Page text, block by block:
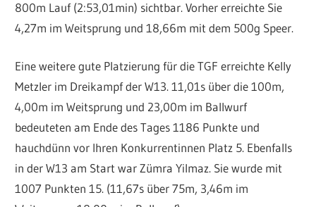
800m Lauf (2:53,01min) sichtbar. Vorher erreichte Sie
4,27m im Weitsprung und 18,66m mit dem 500g Speer.
Eine weitere gute Platzierung für die TGF erreichte Kelly
Metzler im Dreikampf der W13. 11,01s über die 100m,
4,00m im Weitsprung und 23,00m im Ballwurf
bedeuteten am Ende des Tages 1186 Punkte und
hauchdünn vor Ihren Konkurrentinnen Platz 5. Ebenfalls
in der W13 am Start war Zümra Yilmaz. Sie wurde mit
1007 Punkten 15. (11,67s über 75m, 3,46m im